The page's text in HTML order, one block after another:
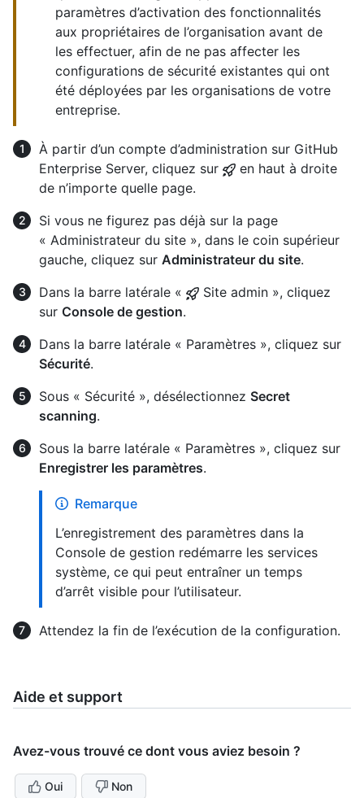
paramètres d’activation des fonctionnalités
aux propriétaires de l’organisation avant de
les effectuer, afin de ne pas affecter les
configurations de sécurité existantes qui ont
été déployées par les organisations de votre
entreprise.
À partir d’un compte d’administration sur GitHub
Enterprise Server, cliquez sur
en haut à droite
de n’importe quelle page.
Si vous ne figurez pas déjà sur la page
« Administrateur du site », dans le coin supérieur
gauche, cliquez sur Administrateur du site.
Dans la barre latérale «
Site admin », cliquez
sur Console de gestion.
Dans la barre latérale « Paramètres », cliquez sur
Sécurité.
Sous « Sécurité », désélectionnez Secret
scanning.
Sous la barre latérale « Paramètres », cliquez sur
Enregistrer les paramètres.
Remarque
L’enregistrement des paramètres dans la
Console de gestion redémarre les services
système, ce qui peut entraîner un temps
d’arrêt visible pour l’utilisateur.
Attendez la fin de l’exécution de la configuration.
Aide et support
Avez-vous trouvé ce dont vous aviez besoin ?
Oui Non